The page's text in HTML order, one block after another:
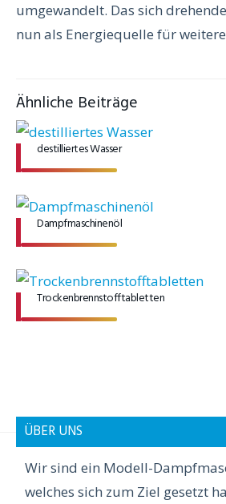
umgewandelt. Das sich
nun als Energiequelle für
Ähnliche Beiträge
destilliertes Wasser
Dampfmaschinenöl
Trockenbrennstofftabletten
ÜBER UNS
Wir sind ein Modell-
welches sich zum Ziel gesetzt